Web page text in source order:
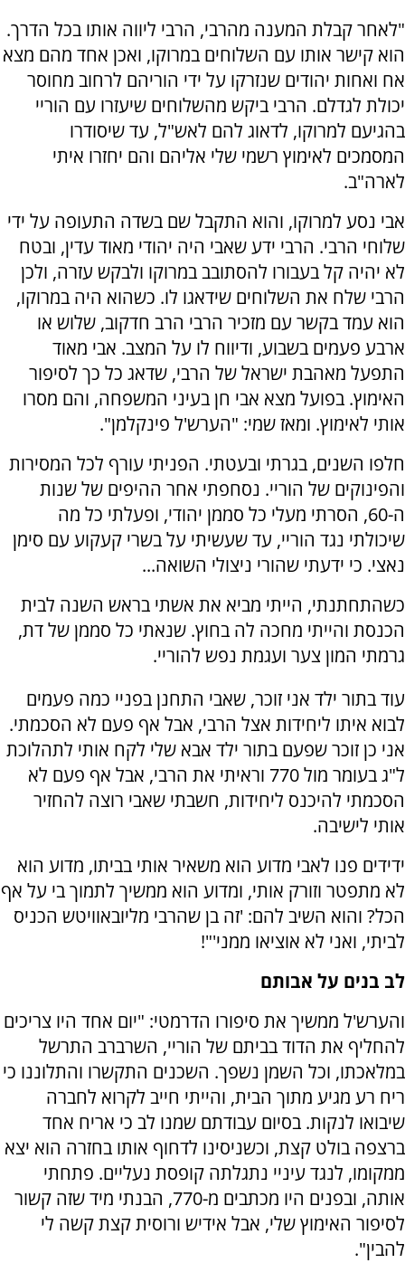
"לאחר קבלת המענה מהרבי, הרבי ליווה אותו בכל הדרך.
הוא קישר אותו עם השלוחים במרוקו, ואכן אחד מהם מצא
אח ואחות יהודים שנזרקו על ידי הוריהם לרחוב מחוסר
יכולת לגדלם. הרבי ביקש מהשלוחים שיעזרו עם הוריי
בהגיעם למרוקו, לדאוג להם לאש"ל, עד שיסודרו
המסמכים לאימוץ רשמי שלי אליהם והם יחזרו איתי
לארה"ב.
אבי נסע למרוקו, והוא התקבל שם בשדה התעופה על ידי
שלוחי הרבי. הרבי ידע שאבי היה יהודי מאוד עדין, ובטח
לא יהיה קל בעבורו להסתובב במרוקו ולבקש עזרה, ולכן
הרבי שלח את השלוחים שידאגו לו. כשהוא היה במרוקו,
הוא עמד בקשר עם מזכיר הרבי הרב חדקוב, שלוש או
ארבע פעמים בשבוע, ודיווח לו על המצב. אבי מאוד
התפעל מאהבת ישראל של הרבי, שדאג כל כך לסיפור
האימוץ. בפועל מצא אבי חן בעיני המשפחה, והם מסרו
אותי לאימוץ. ומאז שמי: "הערש'ל פינקלמן".
חלפו השנים, בגרתי ובעטתי. הפניתי עורף לכל המסירות
והפינוקים של הוריי. נסחפתי אחר ההיפים של שנות
ה-60, הסרתי מעלי כל סממן יהודי, ופעלתי כל מה
שיכולתי נגד הוריי, עד שעשיתי על בשרי קעקוע עם סימן
נאצי. כי ידעתי שהורי ניצולי השואה...
כשהתחתנתי, הייתי מביא את אשתי בראש השנה לבית
הכנסת והייתי מחכה לה בחוץ. שנאתי כל סממן של דת,
גרמתי המון צער ועגמת נפש להוריי.
עוד בתור ילד אני זוכר, שאבי התחנן בפניי כמה פעמים
לבוא איתו ליחידות אצל הרבי, אבל אף פעם לא הסכמתי.
אני כן זוכר שפעם בתור ילד אבא שלי לקח אותי לתהלוכת
ל"ג בעומר מול 770 וראיתי את הרבי, אבל אף פעם לא
הסכמתי להיכנס ליחידות, חשבתי שאבי רוצה להחזיר
אותי לישיבה.
ידידים פנו לאבי מדוע הוא משאיר אותי בביתו, מדוע הוא
לא מתפטר וזורק אותי, ומדוע הוא ממשיך לתמוך בי על אף
הכל? והוא השיב להם: 'זה בן שהרבי מליובאוויטש הכניס
לביתי, ואני לא אוציאו ממני'"!
לב בנים על אבותם
והערש'ל ממשיך את סיפורו הדרמטי: "יום אחד היו צריכים
להחליף את הדוד בביתם של הוריי, השרברב התרשל
במלאכתו, וכל השמן נשפך. השכנים התקשרו והתלוננו כי
ריח רע מגיע מתוך הבית, והייתי חייב לקרוא לחברה
שיבואו לנקות. בסיום עבודתם שמנו לב כי אריח אחד
ברצפה בולט קצת, וכשניסינו לדחוף אותו בחזרה הוא יצא
ממקומו, לנגד עיניי נתגלתה קופסת נעליים. פתחתי
אותה, ובפנים היו מכתבים מ-770, הבנתי מיד שזה קשור
לסיפור האימוץ שלי, אבל אידיש ורוסית קצת קשה לי
להבין".